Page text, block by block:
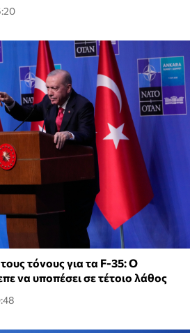
τόνους για τα F-35: O
να υποπέσει σε τέτοιο λάθος